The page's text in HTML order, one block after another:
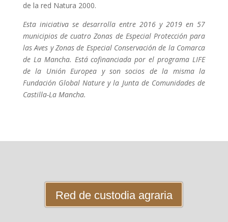
de la red Natura 2000.
Esta iniciativa se desarrolla entre 2016 y 2019 en 57
municipios de cuatro Zonas de Especial Protección para
las Aves y Zonas de Especial Conservación de la Comarca
de La Mancha. Está cofinanciada por el programa LIFE
de la Unión Europea y son socios de la misma la
Fundación Global Nature y la Junta de Comunidades de
Castilla-La Mancha.
Red de custodia agraria